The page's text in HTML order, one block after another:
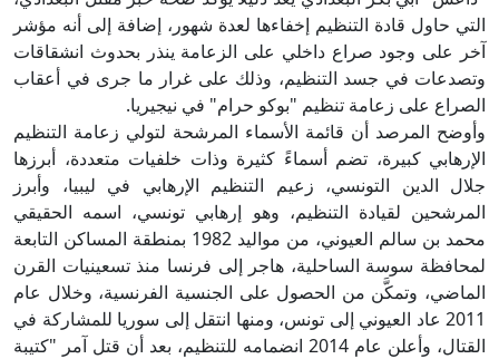
التي حاول قادة التنظيم إخفاءها لعدة شهور، إضافة إلى أنه مؤشر
آخر على وجود صراع داخلي على الزعامة ينذر بحدوث انشقاقات
وتصدعات في جسد التنظيم، وذلك على غرار ما جرى في أعقاب
الصراع على زعامة تنظيم "بوكو حرام" في نيجيريا.
وأوضح المرصد أن قائمة الأسماء المرشحة لتولي زعامة التنظيم
الإرهابي كبيرة، تضم أسماءً كثيرة وذات خلفيات متعددة، أبرزها
جلال الدين التونسي، زعيم التنظيم الإرهابي في ليبيا، وأبرز
المرشحين لقيادة التنظيم، وهو إرهابي تونسي، اسمه الحقيقي
محمد بن سالم العيوني، من مواليد 1982 بمنطقة المساكن التابعة
لمحافظة سوسة الساحلية، هاجر إلى فرنسا منذ تسعينيات القرن
الماضي، وتمكَّن من الحصول على الجنسية الفرنسية، وخلال عام
2011 عاد العيوني إلى تونس، ومنها انتقل إلى سوريا للمشاركة في
القتال، وأعلن عام 2014 انضمامه للتنظيم، بعد أن قتل آمر "كتيبة